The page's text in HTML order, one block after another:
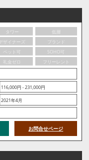
タワー
低層
デザイナーズ
ブランド
ペット可
SOHO可
礼金ゼロ
フリーレント
116,000円 - 231,000円
2021年4月
お問合せページ